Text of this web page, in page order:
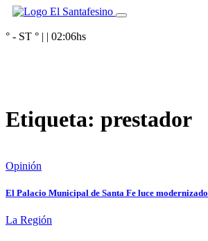
° - ST ° | | 02:06hs
Etiqueta: prestador
Opinión
El Palacio Municipal de Santa Fe luce modernizado
La Región